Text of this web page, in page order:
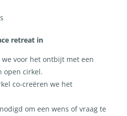
retreat in
voor het ontbijt met een
open cirkel.
co-creëren we het
om een wens of vraag te